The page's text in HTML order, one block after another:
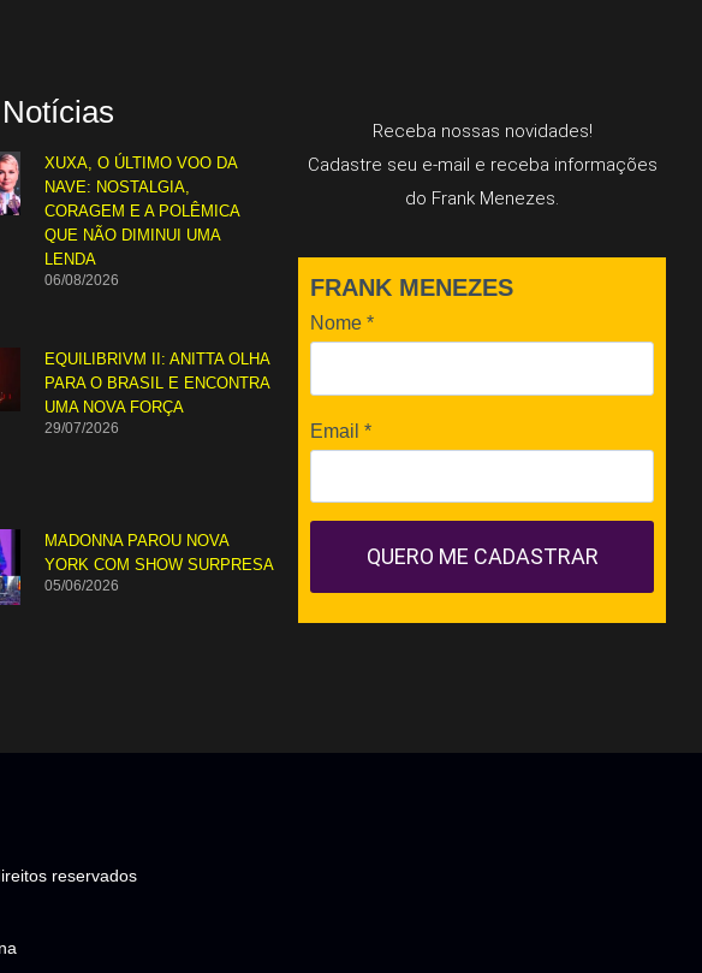
XUXA, O ÚLTIMO VOO DA
NAVE: NOSTALGIA,
CORAGEM E A POLÊMICA
QUE NÃO DIMINUI UMA
LENDA
06/08/2026
EQUILIBRIVM II: ANITTA OLHA
PARA O BRASIL E ENCONTRA
UMA NOVA FORÇA
29/07/2026
MADONNA PAROU NOVA
YORK COM SHOW SURPRESA
05/06/2026
Receba nossas novidades!
Cadastre seu e-mail e receba informações
do Frank Menezes.
FRANK MENEZES
Nome *
Email *
QUERO ME CADASTRAR
reservados